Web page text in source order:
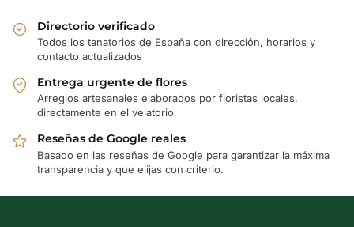
Directorio verificado
Todos los tanatorios de España con dirección, horarios y
contacto actualizados
Entrega urgente de flores
Arreglos artesanales elaborados por floristas locales,
directamente en el velatorio
Reseñas de Google reales
Basado en las reseñas de Google para garantizar la máxima
transparencia y que elijas con criterio.